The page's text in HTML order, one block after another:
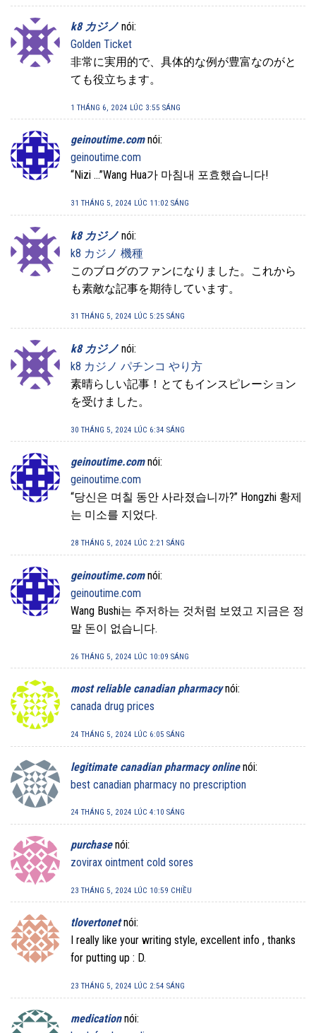
k8 カジノ nói:
Golden Ticket
非常に実用的で、具体的な例が豊富なのがと
ても役立ちます。
1 THÁNG 6, 2024 LÚC 3:55 SÁNG
geinoutime.com nói:
geinoutime.com
“Nizi …”Wang Hua가 마침내 포효했습니다!
31 THÁNG 5, 2024 LÚC 11:02 SÁNG
k8 カジノ nói:
k8 カジノ 機種
このブログのファンになりました。これから
も素敵な記事を期待しています。
31 THÁNG 5, 2024 LÚC 5:25 SÁNG
k8 カジノ nói:
k8 カジノ パチンコ やり方
素晴らしい記事！とてもインスピレーション
を受けました。
30 THÁNG 5, 2024 LÚC 6:34 SÁNG
geinoutime.com nói:
geinoutime.com
“당신은 며칠 동안 사라졌습니까?” Hongzhi 황제
는 미소를 지었다.
28 THÁNG 5, 2024 LÚC 2:21 SÁNG
geinoutime.com nói:
geinoutime.com
Wang Bushi는 주저하는 것처럼 보였고 지금은 정
말 돈이 없습니다.
26 THÁNG 5, 2024 LÚC 10:09 SÁNG
most reliable canadian pharmacy nói:
canada drug prices
24 THÁNG 5, 2024 LÚC 6:05 SÁNG
legitimate canadian pharmacy online nói:
best canadian pharmacy no prescription
24 THÁNG 5, 2024 LÚC 4:10 SÁNG
purchase nói:
zovirax ointment cold sores
23 THÁNG 5, 2024 LÚC 10:59 CHIỀU
tlovertonet nói:
I really like your writing style, excellent info , thanks
for putting up : D.
23 THÁNG 5, 2024 LÚC 2:54 SÁNG
medication nói: